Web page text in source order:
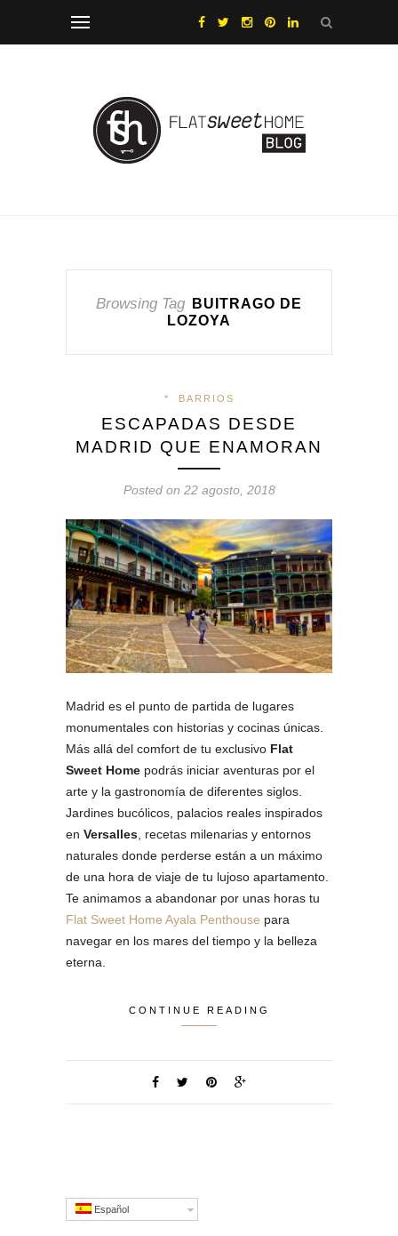
Browsing Tag
BUITRAGO DE
LOZOYA
* BARRIOS
ESCAPADAS DESDE
MADRID QUE ENAMORAN
Posted on 22 agosto, 2018
Madrid es el punto de partida de lugares
monumentales con historias y cocinas únicas.
Más allá del comfort de tu exclusivo Flat
Sweet Home podrás iniciar aventuras por el
arte y la gastronomía de diferentes siglos.
Jardines bucólicos, palacios reales inspirados
en Versalles , recetas milenarias y entornos
naturales donde perderse están a un máximo
de una hora de viaje de tu lujoso apartamento.
Te animamos a abandonar por unas horas tu
Flat Sweet Home Ayala Penthouse para
navegar en los mares del tiempo y la belleza
eterna.
CONTINUE READING
Español